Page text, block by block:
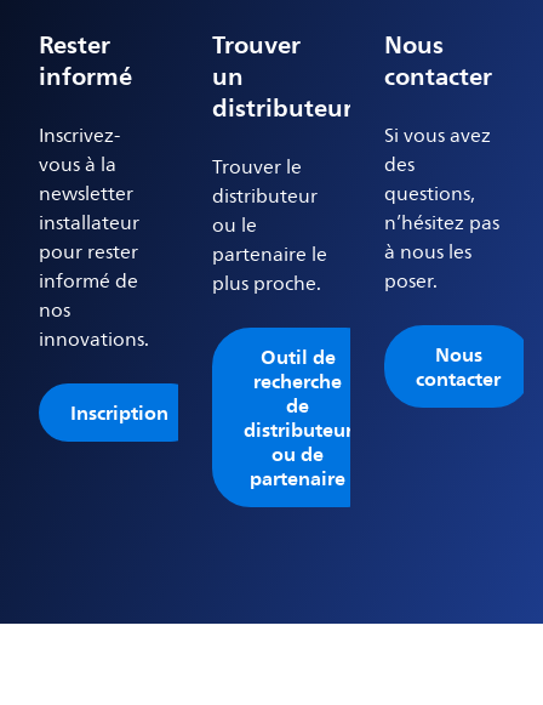
Rester
informé
Inscrivez-
vous à la
newsletter
installateur
pour rester
informé de
nos
innovations.
Inscription
Trouver
un
distributeur
Trouver le
distributeur
ou le
partenaire le
plus proche.
Outil de
recherche
de
distributeur
ou de
partenaire
Nous
contacter
Si vous avez
des
questions,
n’hésitez pas
à nous les
poser.
Nous
contacter